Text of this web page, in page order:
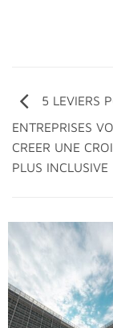
5 LEVIERS
ENTREPRISES
CREER UNE
PLUS INCLUSIVE